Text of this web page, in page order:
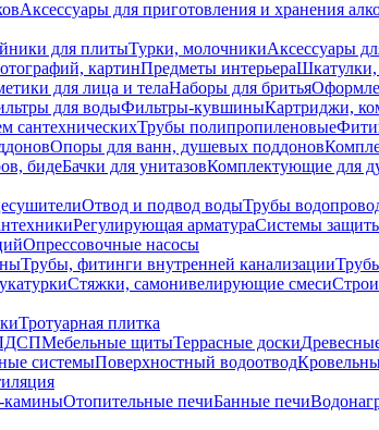
Аксессуары для приготовления и хранения
для плитыТурки, молочникиАксессуары
картинПредметы интерьераШкатулки,
для лица и телаНаборы для бритья
для водыФильтры-кувшиныКартриджи,
сантехническихТрубы полипропиленовые
Опоры для ванн, душевых поддонов
бидеБачки для унитазовКомплектующие для
Отвод и подвод водыТрубы
Регулирующая арматураСистемы
Опрессовочные насосы
Трубы, фитинги внутренней канализации
Стяжки, самонивелирующие смеси
Тротуарная плитка
Мебельные щитыТеррасные доски
системыПоверхностный водоотвод
каминыОтопительные печиБанные печи